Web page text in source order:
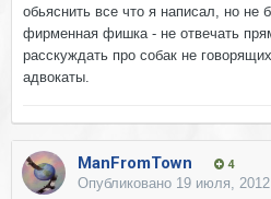
обьяснить все что я написал, но не
фирменная фишка - не отвечать
расскуждать про собак не
адвокаты.
ManFromTown 4
Опубликовано 19 июля, 2012